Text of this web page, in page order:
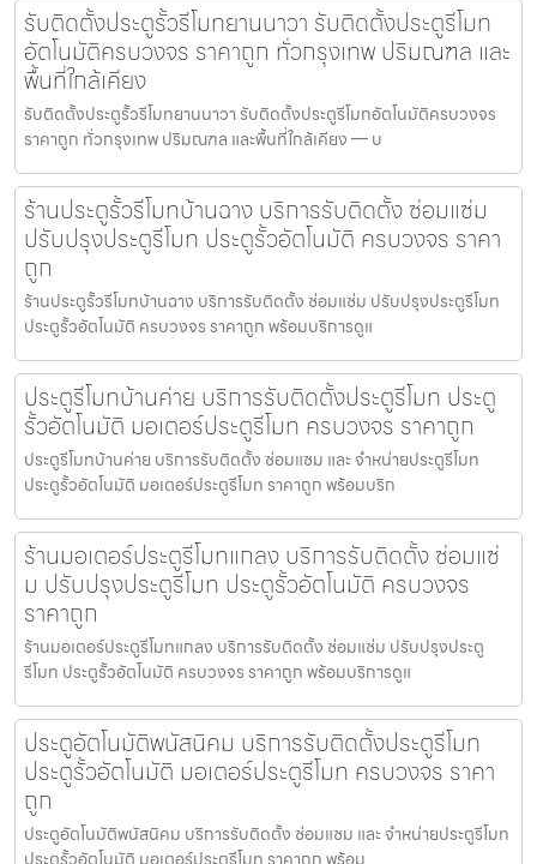
รับติดตั้งประตูรั้วรีโมทยานนาวา รับติดตั้งประตูรีโมท
อัตโนมัติครบวงจร ราคาถูก ทั่วกรุงเทพ ปริมณฑล และ
พื้นที่ใกล้เคียง
รับติดตั้งประตูรั้วรีโมทยานนาวา รับติดตั้งประตูรีโมทอัตโนมัติครบวงจร
ราคาถูก ทั่วกรุงเทพ ปริมณฑล และพื้นที่ใกล้เคียง — บ
ร้านประตูรั้วรีโมทบ้านฉาง บริการรับติดตั้ง ซ่อมแซ่ม
ปรับปรุงประตูรีโมท ประตูรั้วอัตโนมัติ ครบวงจร ราคา
ถูก
ร้านประตูรั้วรีโมทบ้านฉาง บริการรับติดตั้ง ซ่อมแซ่ม ปรับปรุงประตูรีโมท
ประตูรั้วอัตโนมัติ ครบวงจร ราคาถูก พร้อมบริการดูแ
ประตูรีโมทบ้านค่าย บริการรับติดตั้งประตูรีโมท ประตู
รั้วอัตโนมัติ มอเตอร์ประตูรีโมท ครบวงจร ราคาถูก
ประตูรีโมทบ้านค่าย บริการรับติดตั้ง ซ่อมแซม และ จำหน่ายประตูรีโมท
ประตูรั้วอัตโนมัติ มอเตอร์ประตูรีโมท ราคาถูก พร้อมบริก
ร้านมอเตอร์ประตูรีโมทแกลง บริการรับติดตั้ง ซ่อมแซ่
ม ปรับปรุงประตูรีโมท ประตูรั้วอัตโนมัติ ครบวงจร
ราคาถูก
ร้านมอเตอร์ประตูรีโมทแกลง บริการรับติดตั้ง ซ่อมแซ่ม ปรับปรุงประตู
รีโมท ประตูรั้วอัตโนมัติ ครบวงจร ราคาถูก พร้อมบริการดูแ
ประตูอัตโนมัติพนัสนิคม บริการรับติดตั้งประตูรีโมท
ประตูรั้วอัตโนมัติ มอเตอร์ประตูรีโมท ครบวงจร ราคา
ถูก
ประตูอัตโนมัติพนัสนิคม บริการรับติดตั้ง ซ่อมแซม และ จำหน่ายประตูรีโมท